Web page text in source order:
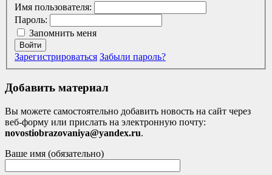
Имя пользователя:
Пароль:
Запомнить меня
Войти
Зарегистрироваться Забыли пароль?
Добавить материал
Вы можете самостоятельно добавить новость на сайт через
веб-форму или прислать на электронную почту:
novostiobrazovaniya@yandex.ru.
Ваше имя (обязательно)